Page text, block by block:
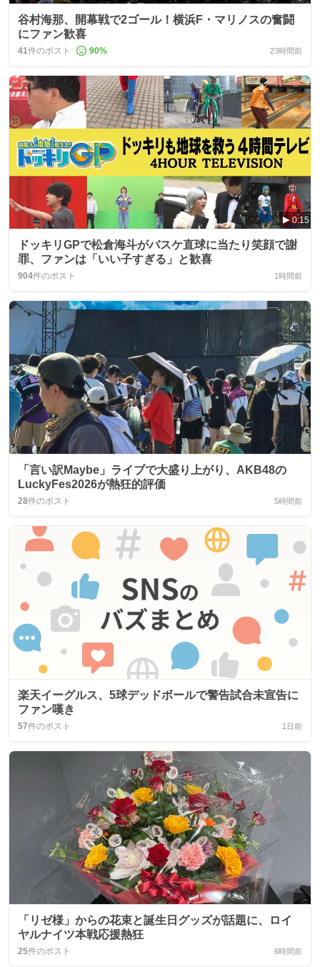
谷村海那、開幕戦で2ゴール！横浜F・マリノスの奮闘
にファン歓喜
41件のポスト 90% 23時間前
0:15
ドッキリGPで松倉海斗がバスケ直球に当たり笑顔で謝
罪、ファンは「いい子すぎる」と歓喜
904件のポスト 1時間前
「言い訳Maybe」ライブで大盛り上がり、AKB48の
LuckyFes2026が熱狂的評価
28件のポスト 5時間前
楽天イーグルス、5球デッドボールで警告試合未宣告に
ファン嘆き
57件のポスト 1日前
「リゼ様」からの花束と誕生日グッズが話題に、ロイ
ヤルナイツ本戦応援熱狂
25件のポスト 6時間前